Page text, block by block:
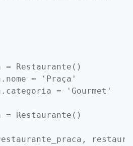
= Restaurante()
= 'Praça'
= 'Gourmet'
= Restaurante()